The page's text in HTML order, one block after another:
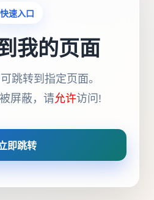
快速入口
我的页面
跳转到指定页面。
屏蔽，请允许访问!
即跳转